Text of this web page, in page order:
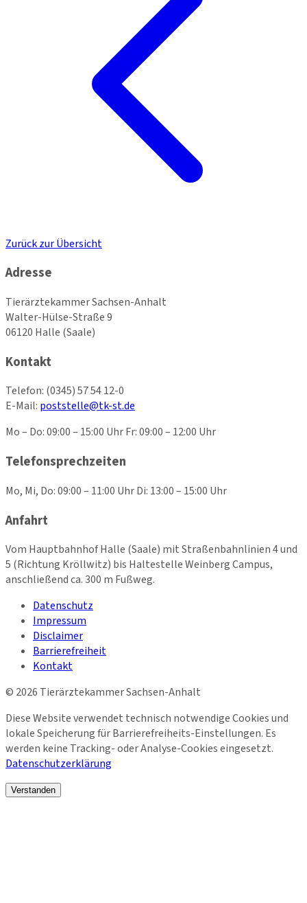
Zurück zur Übersicht
Adresse
Tierärztekammer Sachsen-Anhalt
Walter-Hülse-Straße 9
06120 Halle (Saale)
Kontakt
Telefon: (0345) 57 54 12-0
E-Mail: poststelle@tk-st.de
Mo – Do: 09:00 – 15:00 Uhr Fr: 09:00 – 12:00 Uhr
Telefonsprechzeiten
Mo, Mi, Do: 09:00 – 11:00 Uhr Di: 13:00 – 15:00 Uhr
Anfahrt
Vom Hauptbahnhof Halle (Saale) mit Straßenbahnlinien 4 und
5 (Richtung Kröllwitz) bis Haltestelle Weinberg Campus,
anschließend ca. 300 m Fußweg.
Datenschutz
Impressum
Disclaimer
Barrierefreiheit
Kontakt
© 2026 Tierärztekammer Sachsen-Anhalt
Diese Website verwendet technisch notwendige Cookies und
lokale Speicherung für Barrierefreiheits-Einstellungen. Es
werden keine Tracking- oder Analyse-Cookies eingesetzt.
Datenschutzerklärung
Verstanden